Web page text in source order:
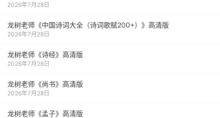
2026年7月28日
龙树老师《中国诗词大全（诗词歌赋200+）》高清版
2026年7月28日
龙树老师《诗经》高清版
2026年7月28日
龙树老师《尚书》高清版
2026年7月28日
龙树老师《孟子》高清版